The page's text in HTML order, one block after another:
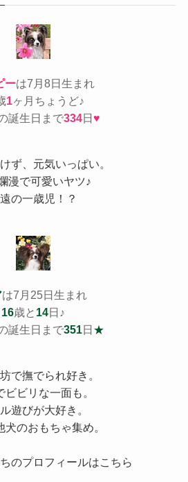
ーは7月8日生まれ
1ヶ月ちょうど♪
誕生日まで334日♥
ず、元気いっぱい。
漫で可愛いヤツ♪
の一歳児！？
は7月25日生まれ
16歳と 14日♪
誕生日まで351日 ★
で撫でられ好き。
ビビリな一面も。
遊びが大好き。
犬のおもちゃ集め。
のプロフィールはこちら